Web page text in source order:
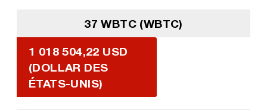
37 WBTC (WBTC)
1 018 504,22 USD
(DOLLAR DES
ÉTATS-UNIS)